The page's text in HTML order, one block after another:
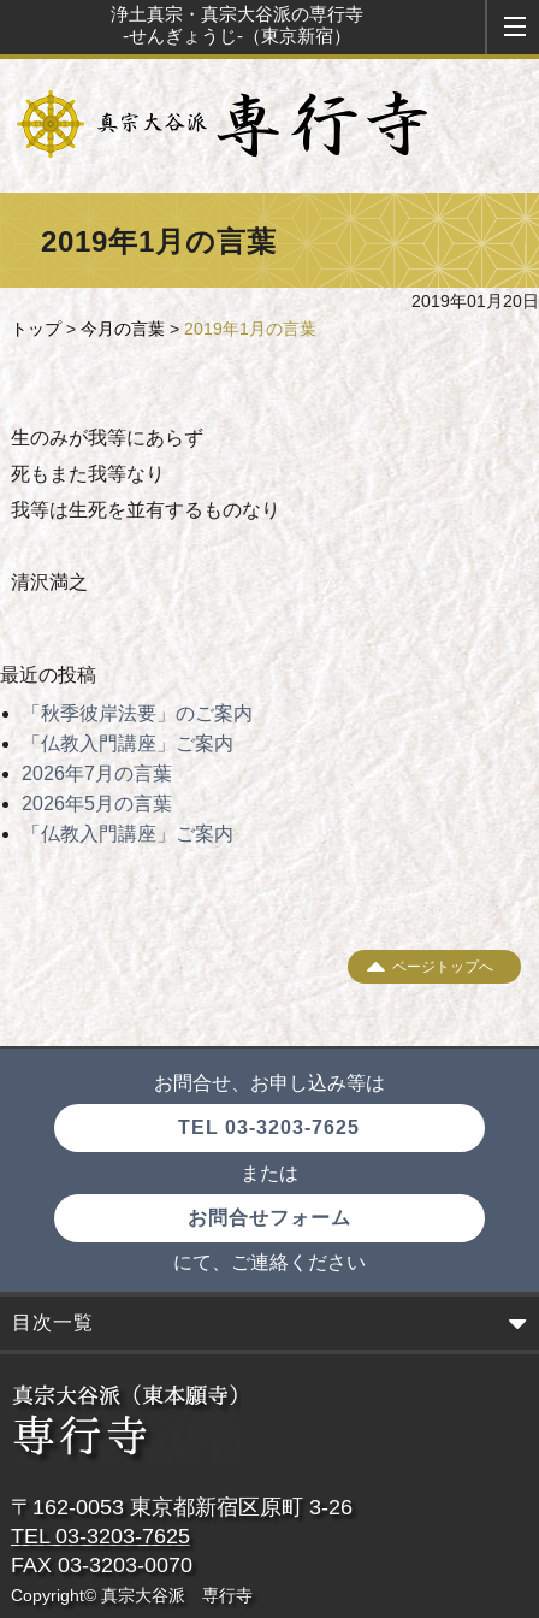
浄土真宗・真宗大谷派の専行寺
-せんぎょうじ-（東京新宿）
2019年1月の言葉
2019年01月20日
トップ> 今月の言葉> 2019年1月の言葉
生のみが我等にあらず
死もまた我等なり
我等は生死を並有するものなり
清沢満之
最近の投稿
「秋季彼岸法要」のご案内
「仏教入門講座」ご案内
2026年7月の言葉
2026年5月の言葉
「仏教入門講座」ご案内
ページトップへ
お問合せ、お申し込み等は
TEL 03-3203-7625
または
お問合せフォーム
にて、ご連絡ください
目次一覧
〒162-0053 東京都新宿区原町 3-26
TEL 03-3203-7625
FAX 03-3203-0070
Copyright© 真宗大谷派 専行寺